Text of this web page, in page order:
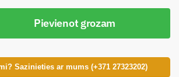
Pievienot grozam
Sazinieties ar mums (+371 27323202)